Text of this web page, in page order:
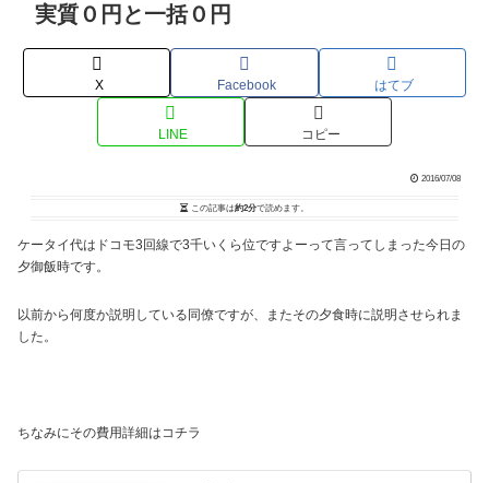
実質０円と一括０円
X Facebook はてブ
LINE コピー
2016/07/08
この記事は約2分で読めます。
ケータイ代はドコモ3回線で3千いくら位ですよーって言ってしまった今日の
夕御飯時です。
以前から何度か説明している同僚ですが、またその夕食時に説明させられま
した。
ちなみにその費用詳細はコチラ